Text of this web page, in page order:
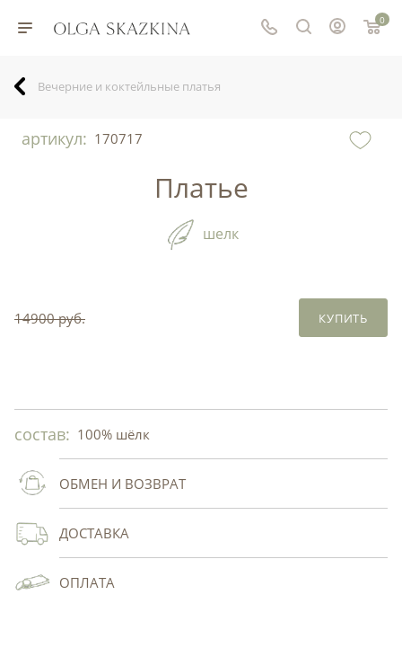
0
Вечерние и коктейльные платья
артикул: 170717
Платье
шелк
14900 руб. КУПИТЬ
состав: 100% шёлк
ОБМЕН И ВОЗВРАТ
ДОСТАВКА
ОПЛАТА